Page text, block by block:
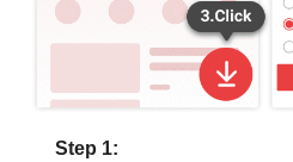
Step 1: